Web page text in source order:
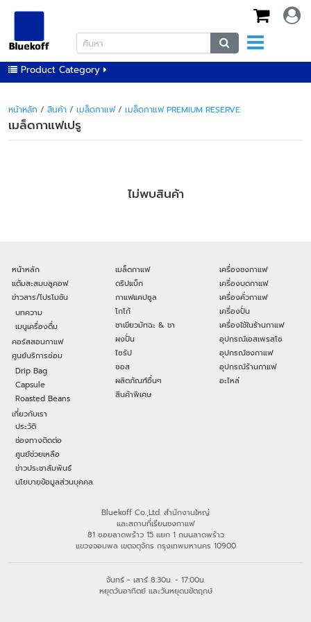
Product Category
หน้าหลัก / สินค้า / เมล็ดกาแฟ/ เมล็ดกาแฟ PREMIUM RESERVE
เมล็ดกาแฟเปรู
ไม่พบสินค้า
หน้าหลัก
แต้มสะสมบลูคอฟ
ข่าวสาร/โปรโมชัน
บทความ
เมนูเครื่องดื่ม
คอร์สสอนกาแฟ
ศูนย์บริการซ่อม
Drip Bag
Capsule
Roasted Beans
เกี่ยวกับเรา
ประวัติ
ช่องทางติดต่อ
ศูนย์ช่วยเหลือ
ข่าวประชาสัมพันธ์
นโยบายข้อมูลส่วนบุคคล
เมล็ดกาแฟ
ดริปแบ็ก
กาแฟแคปซูล
โกโก้
ชาเขียวมัทฉะ & ชา
ผงปั่น
ไซรัป
ซอส
ผลิตภัณฑ์อื่นๆ
สินค้าพิเศษ
เครื่องชงกาแฟ
เครื่องบดกาแฟ
เครื่องคั่วกาแฟ
เครื่องปั่น
เครื่องใช้ในร้านกาแฟ
อุปกรณ์เอสเพรสโซ
อุปกรณ์ชงกาแฟ
อุปกรณ์ร้านกาแฟ
อะไหล่
Bluekoff Co.,Ltd. สำนักงานใหญ่
และสถานที่เรียนชงกาแฟ
81 ซอยลาดพร้าว 15 แยก 1 ถนนลาดพร้าว
แขวงจอมพล เขตจตุจักร กรุงเทพมหานคร 10900
จันทร์ - เสาร์ 8:30น. - 17:00น.
หยุดวันอาทิตย์ และวันหยุดนขัตฤกษ์